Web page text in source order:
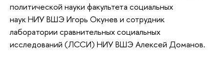
политической науки факультета социальных
наук НИУ ВШЭ Игорь Окунев и сотрудник
лаборатории сравнительных социальных
исследований (ЛССИ) НИУ ВШЭ Алексей Доманов.